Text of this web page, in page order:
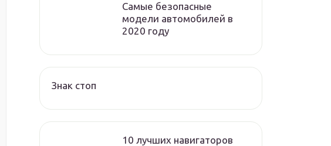
Самые безопасные
модели автомобилей в
2020 году
Знак стоп
10 лучших навигаторов